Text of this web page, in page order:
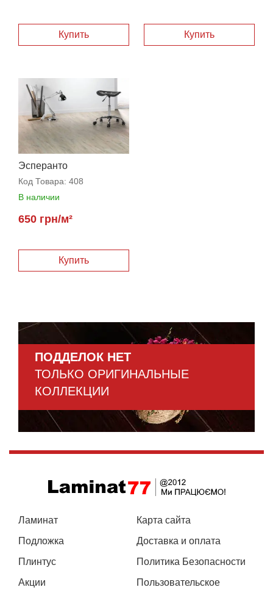
Эсперанто
Код Товара: 408
В наличии
650 грн/м²
ПОДДЕЛОК НЕТ
ТОЛЬКО ОРИГИНАЛЬНЫЕ
КОЛЛЕКЦИИ
Ламинат
Подложка
Плинтус
Акции
Карта сайта
Доставка и оплата
Политика Безопасности
Пользовательское